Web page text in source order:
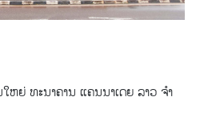
ຫຍ່ ທະນາຄານ ແຄນນາເດຍ ລາວ ຈໍາ